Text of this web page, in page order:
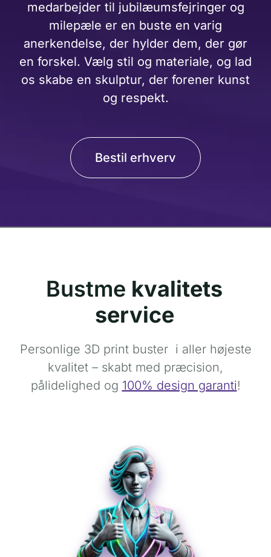
medarbejder til jubilæumsfejringer og
milepæle er en buste en varig
anerkendelse, der hylder dem, der gør
en forskel. Vælg stil og materiale, og lad
os skabe en skulptur, der forener kunst
og respekt.
Bestil erhverv
Bustme kvalitets
service
Personlige 3D print buster i aller højeste
kvalitet – skabt med præcision,
pålidelighed og 100% design garanti!